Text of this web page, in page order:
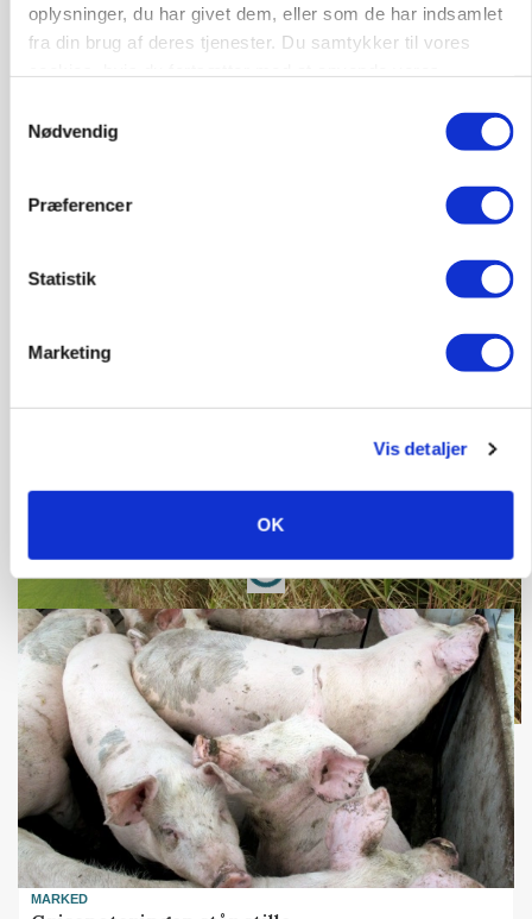
oplysninger, du har givet dem, eller som de har indsamlet
fra din brug af deres tjenester. Du samtykker til vores
Nødvendig
Præferencer
Statistik
Marketing
Vis detaljer
OK
Annonce
Forserie til selvkørende skårlægger afprøves i år
Annonce
Annonce
Loading...
MARKED